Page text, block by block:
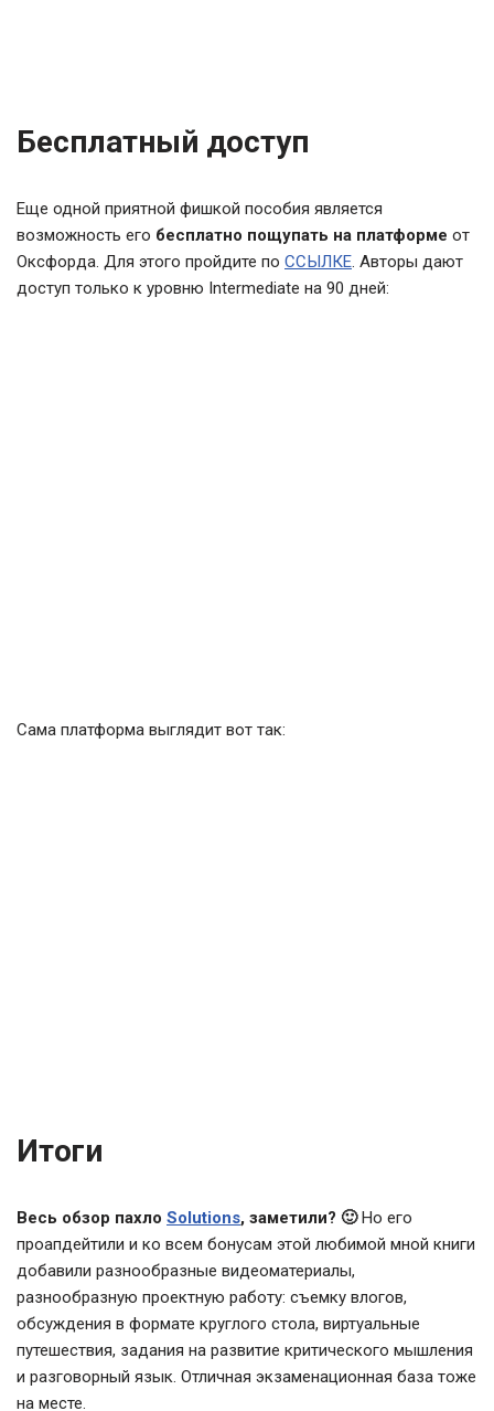
Бесплатный доступ
Еще одной приятной фишкой пособия является
возможность его бесплатно пощупать на платформе от
Оксфорда. Для этого пройдите по ССЫЛКЕ. Авторы дают
доступ только к уровню Intermediate на 90 дней:
Сама платформа выглядит вот так:
Итоги
Весь обзор пахло Solutions, заметили? 🙂Но его
проапдейтили и ко всем бонусам этой любимой мной книги
добавили разнообразные видеоматериалы,
разнообразную проектную работу: съемку влогов,
обсуждения в формате круглого стола, виртуальные
путешествия, задания на развитие критического мышления
и разговорный язык. Отличная экзаменационная база тоже
на месте.